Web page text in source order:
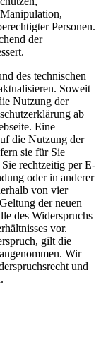
Personen.
der
des technischen
Soweit
Nutzung der
ab
Eine
die Nutzung der
sie für Sie
rechtzeitig per E-
oder in anderer
von vier
der neuen
des Widerspruchs
vor.
gilt die
Wir
und